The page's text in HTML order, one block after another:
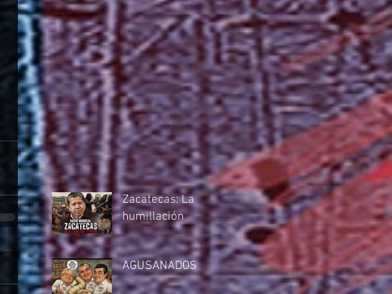
Zacatecas: La
humillación
AGUSANADOS